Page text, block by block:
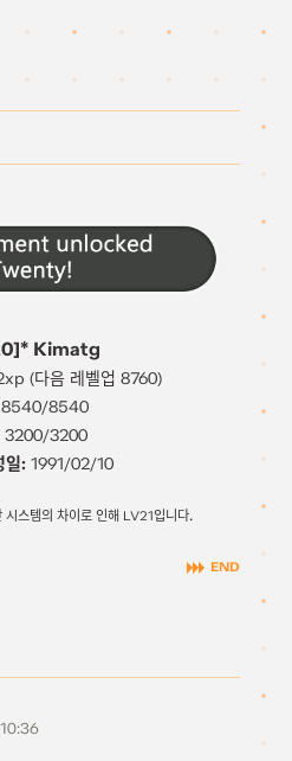
Kimatg
(다음 레벨업 8760)
8540/8540
3200/3200
일: 1991/02/10
스템의 차이로 인해 LV21입니다.